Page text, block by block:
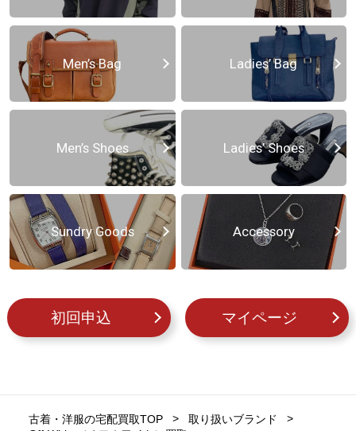
Men’s Bag Ladies’ Bag
Men’s Shoes Ladies’ Shoes
Sundry Goods Accessory
初回申込 マイページ
古着・洋服の宅配買取TOP
取り扱いブランド